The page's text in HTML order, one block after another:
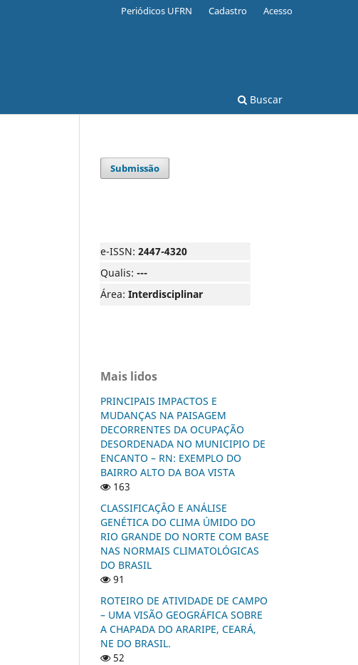
Buscar
Periódicos UFRN Cadastro Acesso
Submissão
e-ISSN: 2447-4320
Qualis: ---
Área: Interdisciplinar
Mais lidos
PRINCIPAIS IMPACTOS E
MUDANÇAS NA PAISAGEM
DECORRENTES DA OCUPAÇÃO
DESORDENADA NO MUNICIPIO DE
ENCANTO – RN: EXEMPLO DO
BAIRRO ALTO DA BOA VISTA
163
CLASSIFICAÇÂO E ANÁLISE
GENÉTICA DO CLIMA ÚMIDO DO
RIO GRANDE DO NORTE COM BASE
NAS NORMAIS CLIMATOLÓGICAS
DO BRASIL
91
ROTEIRO DE ATIVIDADE DE CAMPO
– UMA VISÃO GEOGRÁFICA SOBRE
A CHAPADA DO ARARIPE, CEARÁ,
NE DO BRASIL.
52